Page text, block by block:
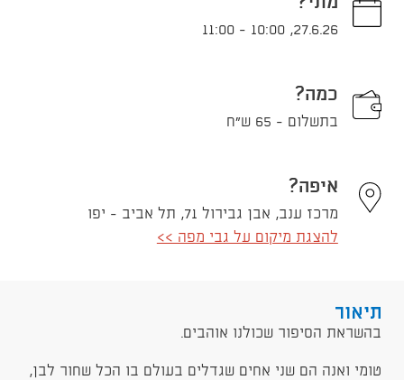
27.6.26
,
10:00
-
11:00
כמה?
בתשלום - 65 ש"ח
איפה?
מרכז ענב, אבן גבירול 71, תל אביב - יפו
להצגת מיקום על גבי מפה >>
תיאור
בהשראת הסיפור שכולנו אוהבים.
טומי ואנה הם שני אחים שגדלים בעולם בו הכל שחור לבן,